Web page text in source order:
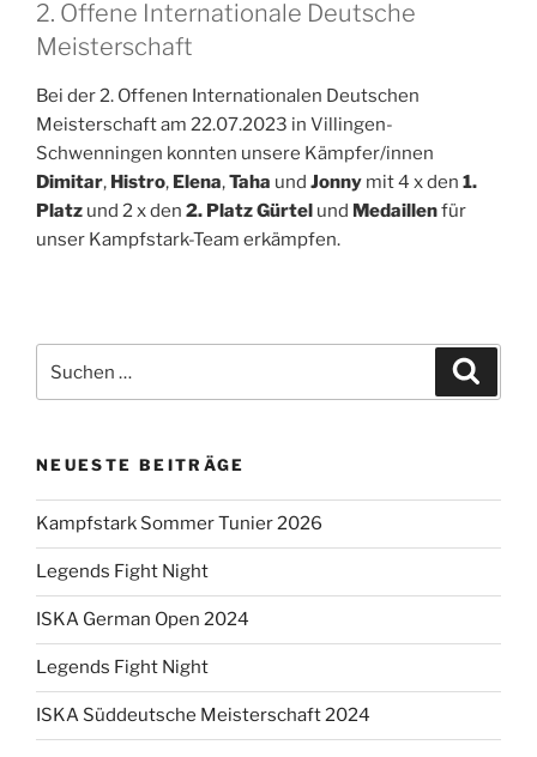
2. Offene Internationale Deutsche
Meisterschaft
Bei der 2. Offenen Internationalen Deutschen
Meisterschaft am 22.07.2023 in Villingen-
Schwenningen konnten unsere Kämpfer/innen
Dimitar, Histro, Elena,Taha und Jonny mit 4 x den 1.
Platz und 2 x den 2. PlatzGürtel und Medaillenfür
unser Kampfstark-Team erkämpfen.
nach:
NEUESTE BEITRÄGE
Kampfstark Sommer Tunier 2026
Legends Fight Night
ISKA German Open 2024
Legends Fight Night
ISKA Süddeutsche Meisterschaft 2024